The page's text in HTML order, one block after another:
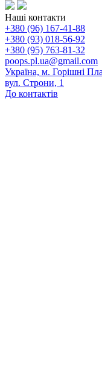
Наші контакти
+380 (96) 167-41-88
+380 (93) 018-56-92
+380 (95) 763-81-32
poops.pl.ua@gmail.com
Україна, м. Горішні
вул. Строни, 1
До контактів